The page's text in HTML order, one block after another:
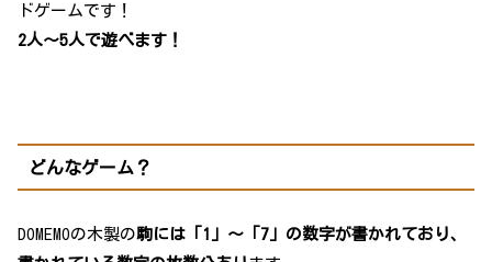
ドゲームです！
2人～5人で遊べます！
どんなゲーム？
DOMEMOの木製の駒には「1」～「7」の数字が書かれており、